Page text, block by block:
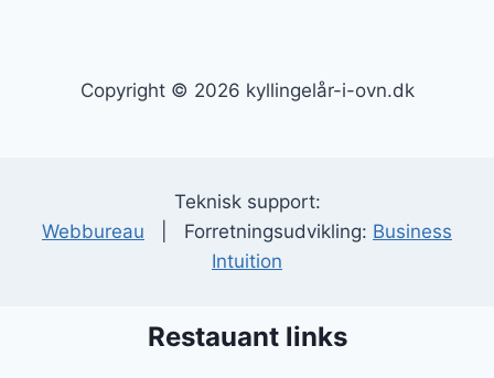
Copyright © 2026 kyllingelår-i-ovn.dk
Teknisk support:
Webbureau | Forretningsudvikling: Business
Intuition
Restauant links